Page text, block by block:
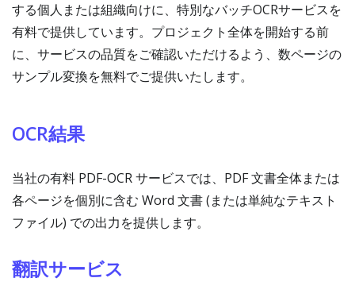
する個人または組織向けに、特別なバッチOCRサービスを
有料で提供しています。プロジェクト全体を開始する前
に、サービスの品質をご確認いただけるよう、数ページの
サンプル変換を無料でご提供いたします。
OCR結果
当社の有料 PDF-OCR サービスでは、PDF 文書全体または
各ページを個別に含む Word 文書 (または単純なテキスト
ファイル) での出力を提供します。
翻訳サービス